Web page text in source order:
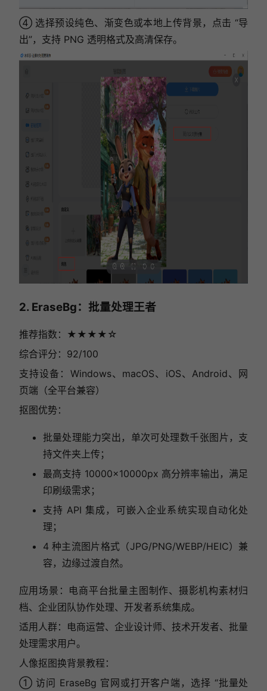
④ 选择预设纯色、渐变色或本地上传背景，点击 “导
出”，支持 PNG 透明格式及高清保存。
2. EraseBg：批量处理王者
推荐指数：★★★★ ☆
综合评分：92/100
支持设备：Windows、macOS、iOS、Android、网
页端（全平台兼容）
抠图优势：
批量处理能力突出，单次可处理数千张图片，支
持文件夹上传；
最高支持 10000×10000px 高分辨率输出，满足
印刷级需求；
支持 API 集成，可嵌入企业系统实现自动化处
理；
4 种主流图片格式（JPG/PNG/WEBP/HEIC）兼
容，边缘过渡自然。
应用场景：电商平台批量主图制作、摄影机构素材归
档、企业团队协作处理、开发者系统集成。
适用人群：电商运营、企业设计师、技术开发者、批量
处理需求用户。
人像抠图换背景教程：
① 访问 EraseBg 官网或打开客户端，选择 “批量处